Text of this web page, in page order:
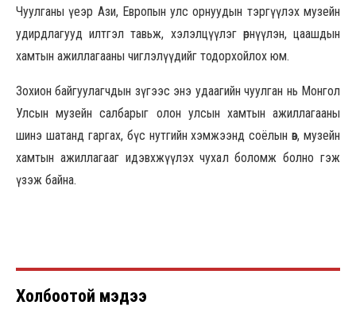
Чуулганы үеэр Ази, Европын улс орнуудын тэргүүлэх музейн
удирдлагууд илтгэл тавьж, хэлэлцүүлэг өрнүүлэн, цаашдын
хамтын ажиллагааны чиглэлүүдийг тодорхойлох юм.
Зохион байгуулагчдын зүгээс энэ удаагийн чуулган нь Монгол
Улсын музейн салбарыг олон улсын хамтын ажиллагааны
шинэ шатанд гаргах, бүс нутгийн хэмжээнд соёлын өв, музейн
хамтын ажиллагааг идэвхжүүлэх чухал боломж болно гэж
үзэж байна.
Холбоотой мэдээ